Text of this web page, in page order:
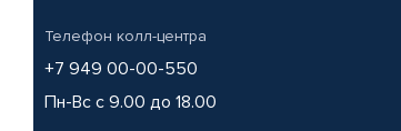
Телефон колл-центра
+7 949 00-00-550
Пн-Вс с 9.00 до 18.00